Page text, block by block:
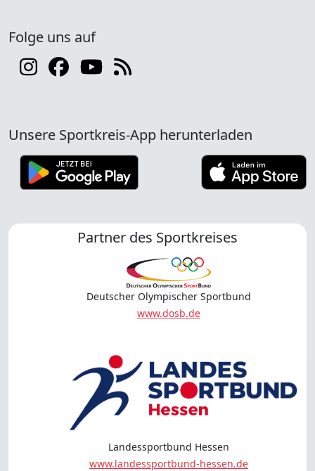
Folge uns auf
Unsere Sportkreis-App herunterladen
Partner des Sportkreises
Deutscher Olympischer Sportbund
www.dosb.de
Landessportbund Hessen
www.landessportbund-hessen.de